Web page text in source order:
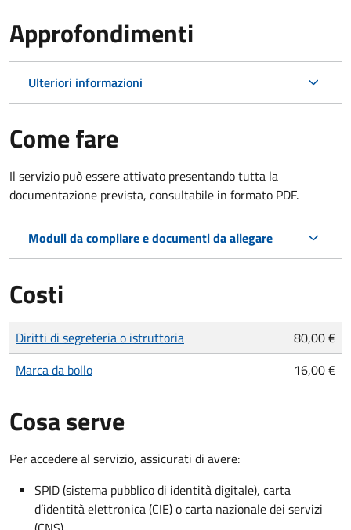
Approfondimenti
Ulteriori informazioni
Come fare
Il servizio può essere attivato presentando tutta la
documentazione prevista, consultabile in formato PDF.
Moduli da compilare e documenti da allegare
Costi
Tipo di pagamento
Importo
Diritti di segreteria o istruttoria
80,00 €
Marca da bollo
16,00 €
Cosa serve
Per accedere al servizio, assicurati di avere:
SPID (sistema pubblico di identità digitale), carta
d’identità elettronica (CIE) o carta nazionale dei servizi